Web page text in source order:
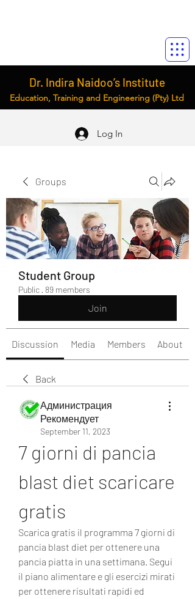
Dr. Indira Naidoo’s Institute
Education, Training and Engineering (Pty) Ltd
Log In
Groups
Student Group
Public · 89 members
Join
Discussion Media Members About
Back
Администрация
Рекомендует
September 11, 2023
7 giorni di pancia
blast diet scaricare
gratis
Scarica gratis il programma 7 giorni di
pancia blast diet per ottenere una
pancia piatta in una settimana. Segui
il piano alimentare e gli esercizi mirati
per ottenere risultati rapidi ed